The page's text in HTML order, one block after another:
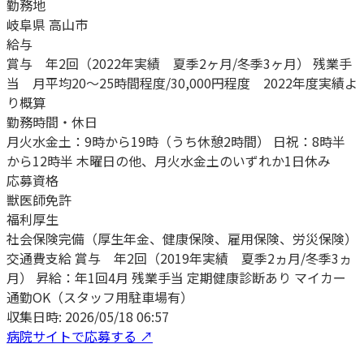
勤務地
岐阜県 高山市
給与
賞与 年2回（2022年実績 夏季2ヶ月/冬季3ヶ月） 残業手
当 月平均20～25時間程度/30,000円程度 2022年度実績よ
り概算
勤務時間・休日
月火水金土：9時から19時（うち休憩2時間） 日祝：8時半
から12時半 木曜日の他、月火水金土のいずれか1日休み
応募資格
獣医師免許
福利厚生
社会保険完備（厚生年金、健康保険、雇用保険、労災保険）
交通費支給 賞与 年2回（2019年実績 夏季2ヵ月/冬季3ヵ
月） 昇給：年1回4月 残業手当 定期健康診断あり マイカー
通勤OK（スタッフ用駐車場有）
収集日時: 2026/05/18 06:57
病院サイトで応募する ↗